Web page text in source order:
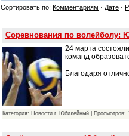
Сортировать по: Комментариям · Дате ·
Соревнования по волейболу:
24 марта
команд
Благодаря
Категория: Новости г. Юбилейный | Просмотров: